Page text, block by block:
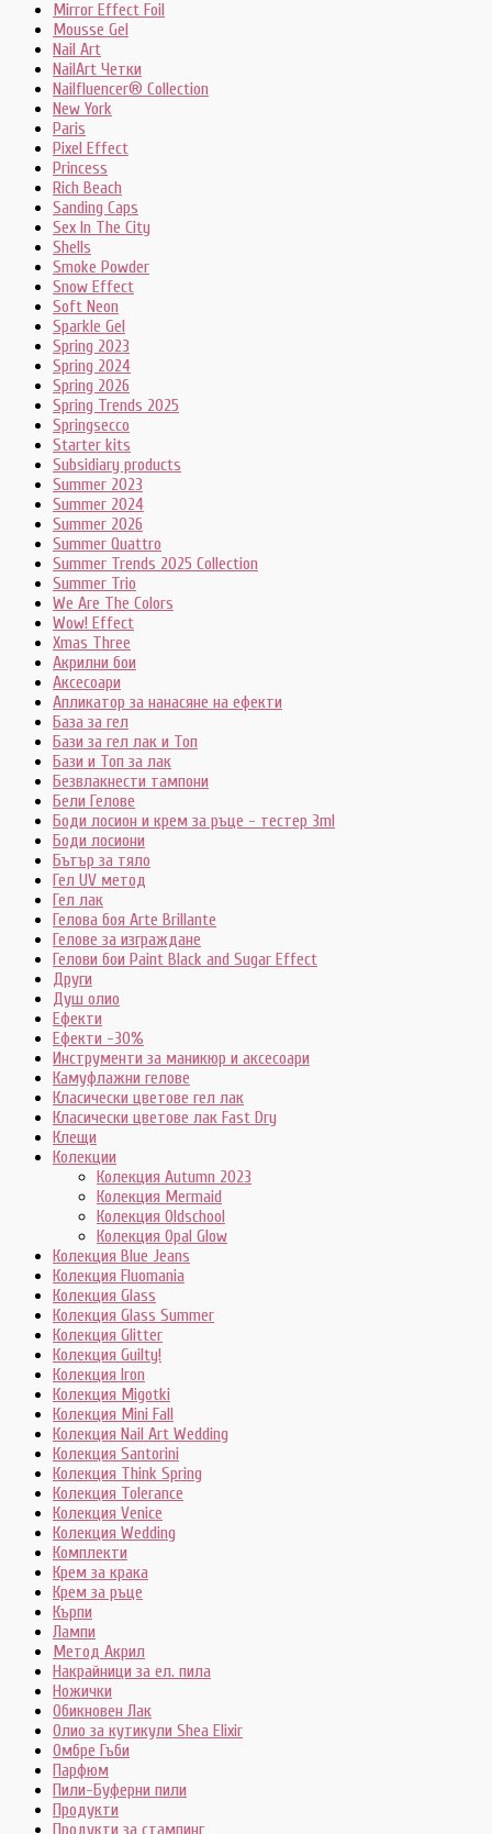
Mirror Effect Foil
Mousse Gel
Nail Art
NailArt Четки
Nailfluencer® Collection
New York
Paris
Pixel Effect
Princess
Rich Beach
Sanding Caps
Sex In The City
Shells
Smoke Powder
Snow Effect
Soft Neon
Sparkle Gel
Spring 2023
Spring 2024
Spring 2026
Spring Trends 2025
Springsecco
Starter kits
Subsidiary products
Summer 2023
Summer 2024
Summer 2026
Summer Quattro
Summer Trends 2025 Collection
Summer Trio
We Are The Colors
Wow! Effect
Xmas Three
Акрилни бои
Аксесоари
Апликатор за нанасяне на ефекти
База за гел
Бази за гел лак и Топ
Бази и Топ за лак
Безвлакнести тампони
Бели Гелове
Боди лосион и крем за ръце - тестер 3ml
Боди лосиони
Бътър за тяло
Гел UV метод
Гел лак
Гелова боя Arte Brillante
Гелове за изграждане
Гелови бои Paint Black and Sugar Effect
Други
Душ олио
Ефекти
Ефекти -30%
Инструменти за маникюр и аксесоари
Камуфлажни гелове
Класически цветове гел лак
Класически цветове лак Fast Dry
Клещи
Колекции
Колекция Autumn 2023
Колекция Mermaid
Колекция Oldschool
Колекция Opal Glow
Колекция Blue Jeans
Колекция Fluomania
Колекция Glass
Колекция Glass Summer
Колекция Glitter
Колекция Guilty!
Колекция Iron
Колекция Migotki
Колекция Mini Fall
Колекция Nail Art Wedding
Колекция Santorini
Колекция Think Spring
Колекция Tolerance
Колекция Venice
Колекция Wedding
Комплекти
Крем за крака
Крем за ръце
Кърпи
Лампи
Метод Акрил
Накрайници за ел. пила
Ножички
Обикновен Лак
Олио за кутикули Shea Elixir
Омбре Гъби
Парфюм
Пили-Буферни пили
Продукти
Продукти за стампинг